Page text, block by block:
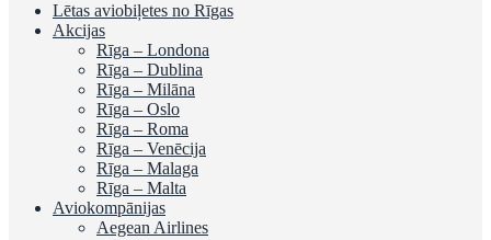
Lētas aviobiļetes no Rīgas
Akcijas
Rīga – Londona
Rīga – Dublina
Rīga – Milāna
Rīga – Oslo
Rīga – Roma
Rīga – Venēcija
Rīga – Malaga
Rīga – Malta
Aviokompānijas
Aegean Airlines